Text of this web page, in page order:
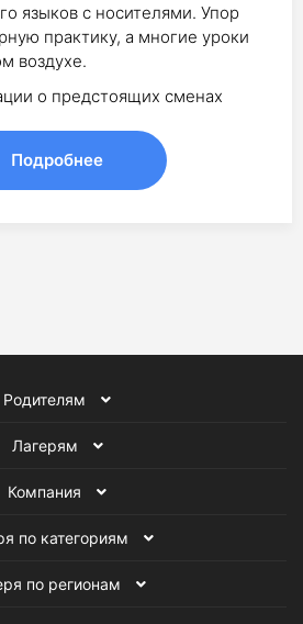
языков с носителями. Упор
практику, а многие уроки
воздухе.
о предстоящих сменах
Подробнее
Родителям
Лагерям
Компания
по категориям
по регионам